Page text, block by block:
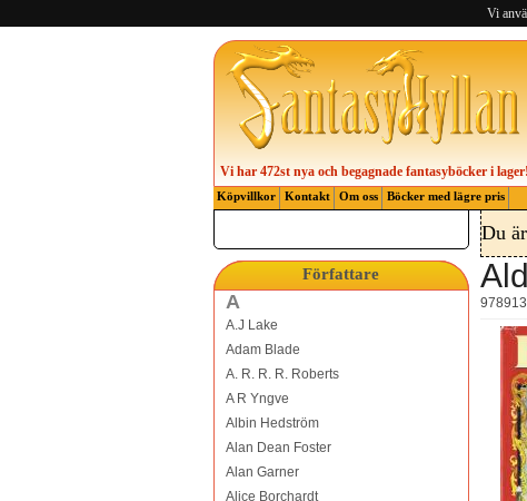
Vi
Vi har 472st nya och begagnade fantasyböcker i lager!
Köpvillkor Kontakt Om oss Böcker med lägre pris
Författare
A
A.J Lake
Adam Blade
A. R. R. R. Roberts
A R Yngve
Albin Hedström
Alan Dean Foster
Alan Garner
Alice Borchardt
Du